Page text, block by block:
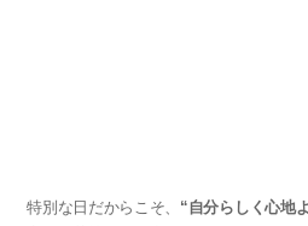
特別な日だからこそ、 “自分らしく心地